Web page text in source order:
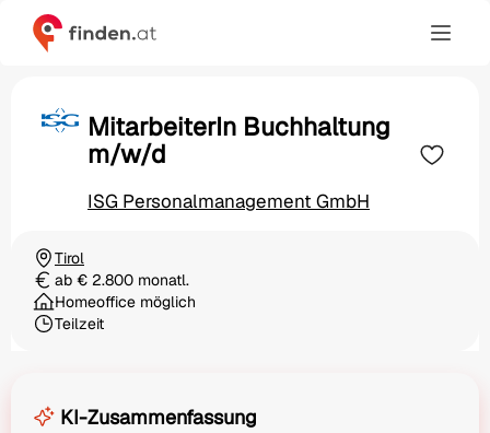
MitarbeiterIn Buchhaltung
m/w/d
ISG Personalmanagement GmbH
Ortschaft
Tirol
Gehaltab € 2.800 monatl.
Homeoffice möglich
Beschäftigungsart
Teilzeit
KI-Zusammenfassung